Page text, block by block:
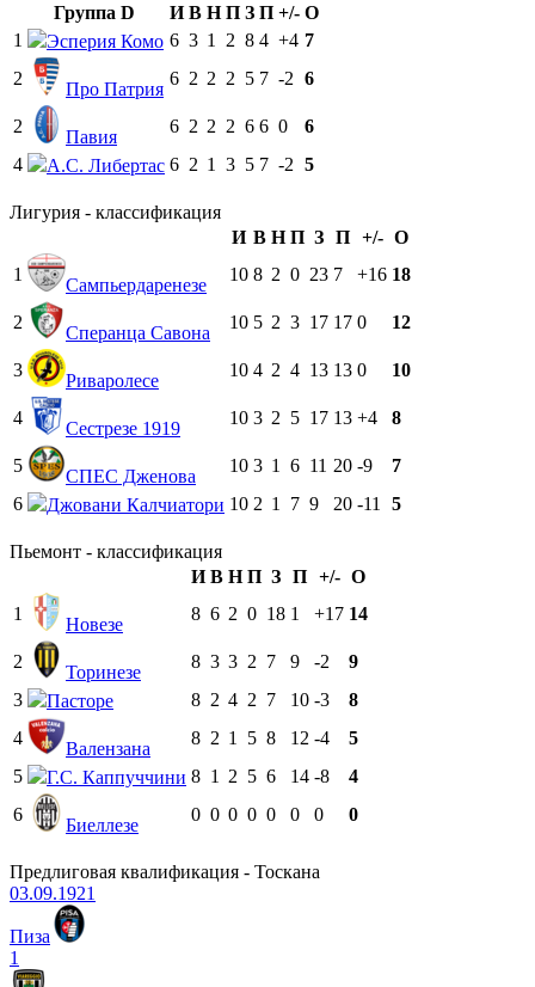
Группа D И В Н П З П +/- О
1
Эсперия Комо 6 3 1 2 8 4 +4 7
2
Про Патрия
6 2 2 2 5 7 -2 6
2
Павия
6 2 2 2 6 6 0
6
4
А.С. Либертас 6 2 1 3 5 7 -2 5
Лигурия - классификация
И В Н П З П +/- О
1
Сампьердаренезе
10 8 2 0 23 7 +16 18
2
Сперанца Савона
10 5 2 3 17 17 0 12
3
Риваролece
10 4 2 4 13 13 0 10
4
Сестрезе 1919
10 3 2 5 17 13 +4 8
5
СПЕС Дженова
10 3 1 6 11 20 -9
7
6
Джовани Калчиатори 10 2 1 7 9 20 -11 5
Пьемонт - классификация
И В Н П З П +/- О
1
Новезе
8 6 2 0 18 1 +17 14
2
Торинезе
8 3 3 2 7 9 -2
9
3
Пасторе 8 2 4 2 7 10 -3
8
4
Валензана
8 2 1 5 8 12 -4
5
5
Г.С. Каппуччини 8 1 2 5 6 14 -8
4
6
Биеллезе
0 0 0 0 0 0 0 0
Предлиговая квалификация - Тоскана
03.09.1921
Пиза
1